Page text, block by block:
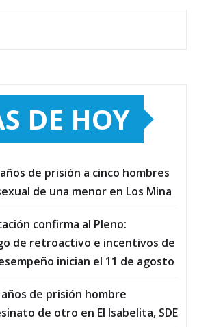
DE HOY
de prisión a cinco hombres
de una menor en Los Mina
confirma al Pleno:
de retroactivo e incentivos de
inician el 11 de agosto
de prisión hombre
de otro en El Isabelita, SDE